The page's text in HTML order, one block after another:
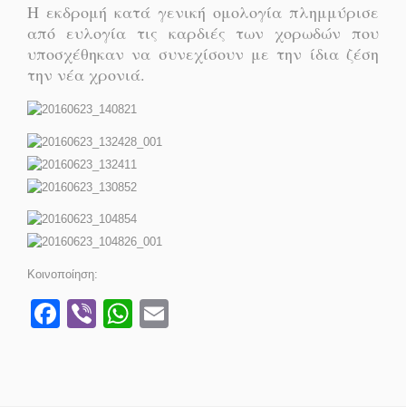
Η εκδρομή κατά γενική ομολογία πλημμύρισε
από ευλογία τις καρδιές των χορωδών που
υποσχέθηκαν να συνεχίσουν με την ίδια ζέση
την νέα χρονιά.
Κοινοποίηση:
Facebook
ViberWhatsApp